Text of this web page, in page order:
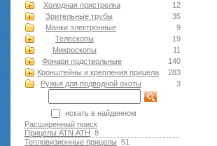
12
Холодная пристрелка
35
Зрительные трубы
9
Манки электронные
19
Телескопы
11
Микроскопы
140
Фонари подствольные
283
Кронштейны и крепления прицела
3
Ружья для подводной оxоты
искать в найденном
Расширенный поиск
8
Прицелы ATN АТН
51
Тепловизионные прицелы